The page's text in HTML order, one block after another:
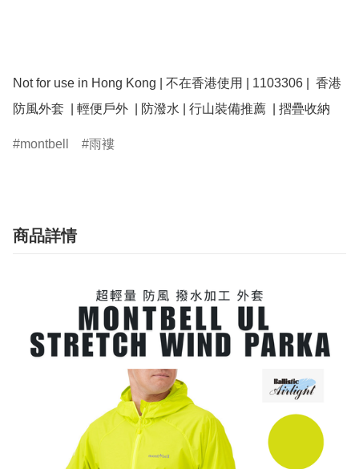
Not for use in Hong Kong | 不在香港使用 | 1103306 |  香港
防風外套  | 輕便戶外  | 防潑水 | 行山裝備推薦  | 摺疊收納
montbell 雨褸
商品詳情